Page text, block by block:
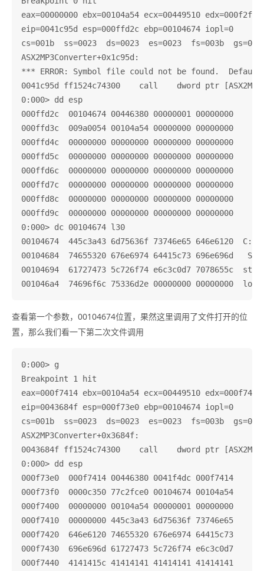
eax=00000000 ebx=00104a54 ecx=00449510
eip=0041c95d esp=000ffd2c ebp=00104674 iopl=0
cs=001b  ss=0023  ds=0023  es=0023  fs=003b
ASX2MP3Converter+0x1c95d:
*** ERROR: Symbol file could not be found.
0041c95d ff1524c74300    call    dword ptr
0:000> dd esp
000ffd2c  00104674 00446380 00000001 00000000
000ffd3c  009a0054 00104a54 00000000 00000000
000ffd4c  00000000 00000000 00000000 00000000
000ffd5c  00000000 00000000 00000000 00000000
000ffd6c  00000000 00000000 00000000 00000000
000ffd7c  00000000 00000000 00000000 00000000
000ffd8c  00000000 00000000 00000000 00000000
000ffd9c  00000000 00000000 00000000 00000000
0:000> dc 00104674 l30
00104674  445c3a43 6d75636f 73746e65 646e6120
00104684  74655320 676e6974 64415c73 696e696d
00104694  61727473 5c726f74 e6c3c0d7 7078655c
查看第一个参数，00104674位置，果然这里调用了文件打开的位
置，那么我们看一下第二次文件调用
0:000> g
Breakpoint 1 hit
eax=000f7414 ebx=00104a54 ecx=00449510
eip=0043684f esp=000f73e0 ebp=00104674 iopl=0
cs=001b  ss=0023  ds=0023  es=0023  fs=003b
ASX2MP3Converter+0x3684f:
0043684f ff1524c74300    call    dword ptr
0:000> dd esp
000f73e0  000f7414 00446380 0041f4dc 000f7414
000f73f0  0000c350 77c2fce0 00104674 00104a54
000f7400  00000000 00104a54 00000001 00000000
000f7410  00000000 445c3a43 6d75636f 73746e65
000f7420  646e6120 74655320 676e6974 64415c73
000f7430  696e696d 61727473 5c726f74 e6c3c0d7
000f7440  4141415c 41414141 41414141 41414141